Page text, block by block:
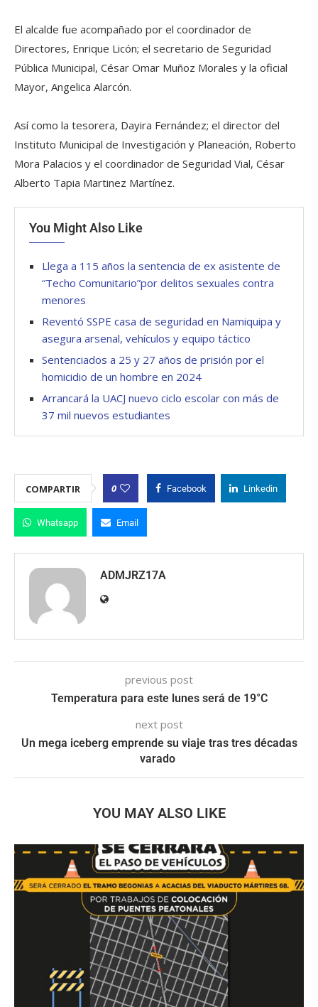
El alcalde fue acompañado por el coordinador de
Directores, Enrique Licón; el secretario de Seguridad
Pública Municipal, César Omar Muñoz Morales y la oficial
Mayor, Angelica Alarcón.
Así como la tesorera, Dayira Fernández; el director del
Instituto Municipal de Investigación y Planeación, Roberto
Mora Palacios y el coordinador de Seguridad Vial, César
Alberto Tapia Martinez Martínez.
You Might Also Like
Llega a 115 años la sentencia de ex asistente de
“Techo Comunitario”por delitos sexuales contra
menores
Reventó SSPE casa de seguridad en Namiquipa y
asegura arsenal, vehículos y equipo táctico
Sentenciados a 25 y 27 años de prisión por el
homicidio de un hombre en 2024
Arrancará la UACJ nuevo ciclo escolar con más de
37 mil nuevos estudiantes
COMPARTIR 0 Facebook Linkedin
Whatsapp Email
ADMJRZ17A
previous post
Temperatura para este lunes será de 19°C
next post
Un mega iceberg emprende su viaje tras tres décadas
varado
YOU MAY ALSO LIKE